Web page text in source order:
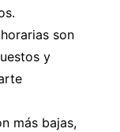
son
y
más bajas,